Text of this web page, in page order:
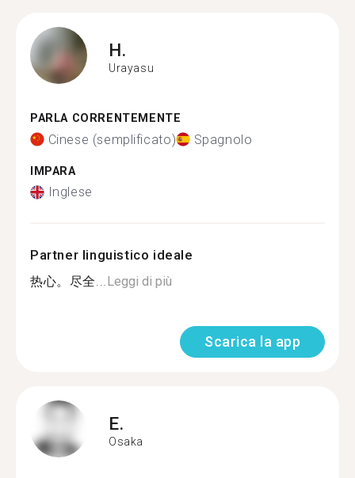
H.
Urayasu
PARLA CORRENTEMENTE
Cinese (semplificato) Spagnolo
IMPARA
Inglese
Partner linguistico ideale
热心。尽全...Leggi di più
Scarica la app
E.
Osaka